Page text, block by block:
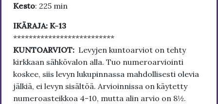
Kesto: 225 min
IKÄRAJA: K-13
**************************
KUNTOARVIOT: Levyjen kuntoarviot on tehty
kirkkaan sähkövalon alla. Tuo numeroarviointi
koskee, siis levyn lukupinnassa mahdollisesti olevia
jälkiä, ei levyn sisältöä. Arvioinnissa on käytetty
numeroasteikkoa 4-10, mutta alin arvio on 8½.